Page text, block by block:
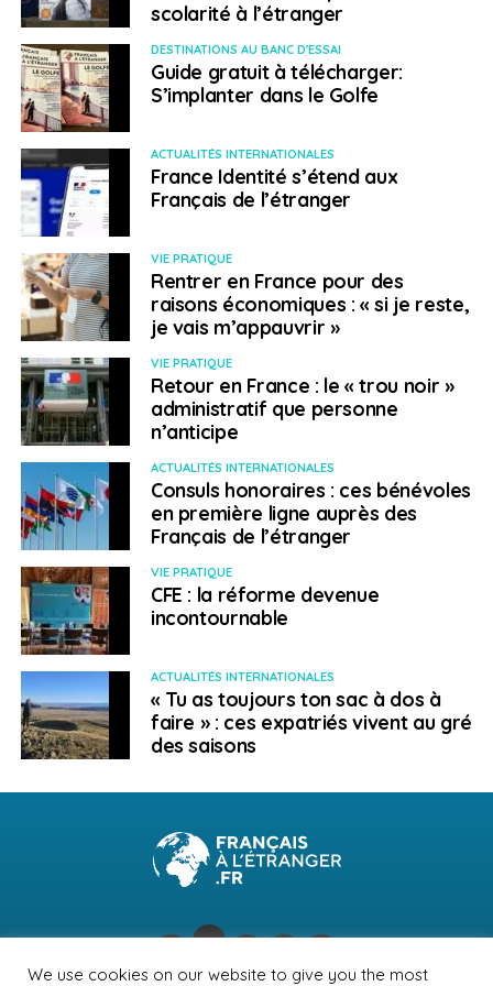
investissements étrangers dans le pays. Antonio Costa
a finalement annoncé le 16 février 2023 mettre fin à
cette mesure dans le but de « lutter contre la
spéculation immobilière ».
SUJETS ASSOCIÉS: AUGMENTATION FEATURED
LISBONNE
LOYERS PORTUGAL
A SUIVRE
Ce que vous avez (peut-être) loupé cette
semaine
NE RATEZ PAS
Les derniers conseils aux voyageurs du Quai
d’Orsay
Nora Es-Salhi
scolarité à l’étranger
DESTINATIONS AU BANC D'ESSAI
Guide gratuit à télécharger:
S’implanter dans le Golfe
ACTUALITÉS INTERNATIONALES
France Identité s’étend aux
Français de l’étranger
VIE PRATIQUE
Rentrer en France pour des
raisons économiques : « si je reste,
je vais m’appauvrir »
VIE PRATIQUE
Retour en France : le « trou noir »
administratif que personne
n’anticipe
ACTUALITÉS INTERNATIONALES
Consuls honoraires : ces bénévoles
en première ligne auprès des
Français de l’étranger
VIE PRATIQUE
CFE : la réforme devenue
incontournable
ACTUALITÉS INTERNATIONALES
« Tu as toujours ton sac à dos à
faire » : ces expatriés vivent au gré
des saisons
We use cookies on our website to give you the most